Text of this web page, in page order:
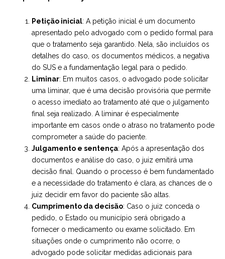
Petição inicial: A petição inicial é um documento
apresentado pelo advogado com o pedido formal para
que o tratamento seja garantido. Nela, são incluídos os
detalhes do caso, os documentos médicos, a negativa
do SUS e a fundamentação legal para o pedido.
Liminar: Em muitos casos, o advogado pode solicitar
uma liminar, que é uma decisão provisória que permite
o acesso imediato ao tratamento até que o julgamento
final seja realizado. A liminar é especialmente
importante em casos onde o atraso no tratamento pode
comprometer a saúde do paciente.
Julgamento e sentença: Após a apresentação dos
documentos e análise do caso, o juiz emitirá uma
decisão final. Quando o processo é bem fundamentado
e a necessidade do tratamento é clara, as chances de o
juiz decidir em favor do paciente são altas.
Cumprimento da decisão: Caso o juiz conceda o
pedido, o Estado ou município será obrigado a
fornecer o medicamento ou exame solicitado. Em
situações onde o cumprimento não ocorre, o
advogado pode solicitar medidas adicionais para